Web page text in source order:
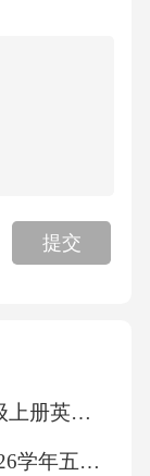
提交
2026年秋新教材译林版九年级上册英语Unit 5 Art World单元测试卷（含答案）
江苏省盐城市东台市2025-2026学年五年级上学期期末语文样卷A（文字版含答案）